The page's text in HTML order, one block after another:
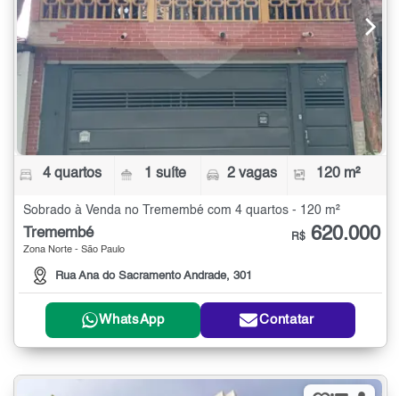
4 quartos 1 suíte 2 vagas 120 m²
Sobrado à Venda no Tremembé com 4 quartos - 120 m²
Tremembé
Zona Norte - São Paulo
Rua Ana do Sacramento Andrade, 301
R$ 620.000
WhatsApp Contatar